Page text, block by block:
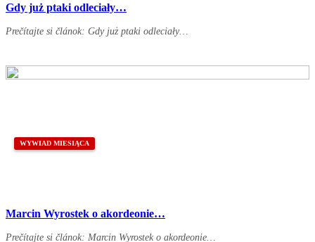
Gdy już ptaki odleciały…
Prečítajte si článok: Gdy już ptaki odleciały…
WYWIAD MIESIĄCA
Marcin Wyrostek o akordeonie…
Prečítajte si článok: Marcin Wyrostek o akordeonie…